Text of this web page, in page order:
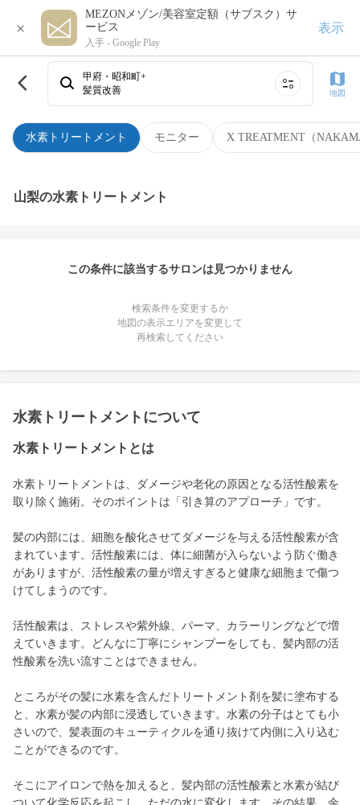
×
MEZONメゾン/美容室定額（サブスク）サ
ービス
入手 - Google Play
表示
水素トリートメント モニター X TREATMENT（
甲府・昭和町+
髪質改善
地図
山梨の水素トリートメント
この条件に該当するサロンは見つかりません
検索条件を変更するか
地図の表示エリアを変更して
再検索してください
水素トリートメントについて
水素トリートメントとは
水素トリートメントは、ダメージや老化の原因となる活性酸素を
取り除く施術。そのポイントは「引き算のアプローチ」です。
髪の内部には、細胞を酸化させてダメージを与える活性酸素が含
まれています。活性酸素には、体に細菌が入らないよう防ぐ働き
がありますが、活性酸素の量が増えすぎると健康な細胞まで傷つ
けてしまうのです。
活性酸素は、ストレスや紫外線、パーマ、カラーリングなどで増
えていきます。どんなに丁寧にシャンプーをしても、髪内部の活
性酸素を洗い流すことはできません。
ところがその髪に水素を含んだトリートメント剤を髪に塗布する
と、水素が髪の内部に浸透していきます。水素の分子はとても小
さいので、髪表面のキューティクルを通り抜けて内側に入り込む
ことができるのです。
そこにアイロンで熱を加えると、髪内部の活性酸素と水素が結び